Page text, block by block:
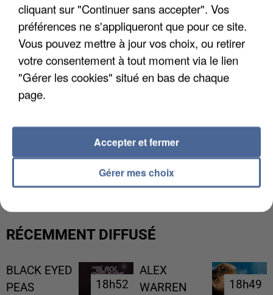
UNE TOURISTE DE L’OISE EMPORTÉE PAR UNE
COULÉE DE BOUE EN HAUTE-SAVOIE
RÉCEMMENT DIFFUSÉ
BLACK EYED
PEAS
18h52
18h52
ALEX
WARREN
18h49
18h49
cliquant sur "Continuer sans accepter". Vos
préférences ne s'appliqueront que pour ce site.
Vous pouvez mettre à jour vos choix, ou retirer
votre consentement à tout moment via le lien
"Gérer les cookies" situé en bas de chaque
page.
Gérer mes choix
Accepter et fermer